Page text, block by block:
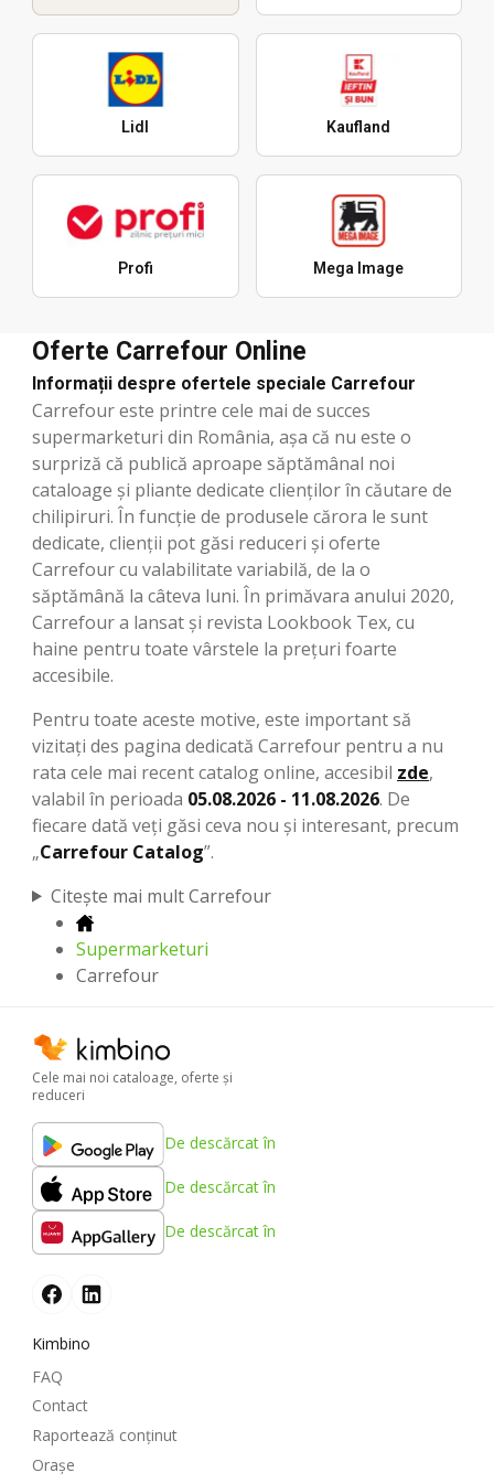
Lidl Kaufland
Profi Mega Image
Oferte Carrefour Online
Informații despre ofertele speciale Carrefour
Carrefour este printre cele mai de succes
supermarketuri din România, așa că nu este o
surpriză că publică aproape săptămânal noi
cataloage și pliante dedicate clienților în căutare de
chilipiruri. În funcție de produsele cărora le sunt
dedicate, clienții pot găsi reduceri și oferte
Carrefour cu valabilitate variabilă, de la o
săptămână la câteva luni. În primăvara anului 2020,
Carrefour a lansat și revista Lookbook Tex, cu
haine pentru toate vârstele la prețuri foarte
accesibile.
Pentru toate aceste motive, este important să
vizitați des pagina dedicată Carrefour pentru a nu
rata cele mai recent catalog online, accesibil zde,
valabil în perioada 05.08.2026 - 11.08.2026. De
fiecare dată veți găsi ceva nou și interesant, precum
„Carrefour Catalog”.
Citește mai mult Carrefour
Supermarketuri
Carrefour
Cele mai noi cataloage, oferte şi
reduceri
De descărcat în
De descărcat în
De descărcat în
Kimbino
FAQ
Contact
Raportează conținut
Oraşe